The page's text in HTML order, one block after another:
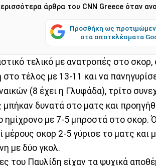
άρθρα του CNN Greece όταν
Προσθήκη ως
στα αποτελέσματα
τελικό με ανατροπές στο
στο τέλος με 13-11 και να
(8 έχει η Γλυφάδα), τρίτο
μπήκαν δυνατά στο ματς και
ημίχρονο με 7-5 μπροστά στο σκορ.
μέρους σκορ 2-5 γύρισε το ματς
με δύο γκολ.
του Παυλίδη είχαν τα ψυχικά